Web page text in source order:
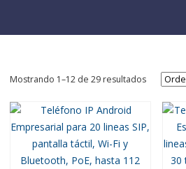
Mostrando 1–12 de 29 resultados